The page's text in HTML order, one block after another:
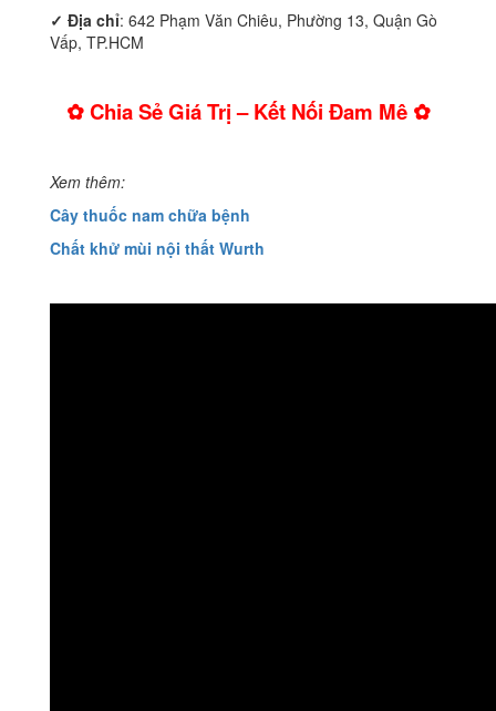
✓ Địa chỉ: 642 Phạm Văn Chiêu, Phường 13, Quận Gò
Vấp, TP.HCM
✿ Chia Sẻ Giá Trị – Kết Nối Đam Mê ✿
Xem thêm:
Cây thuốc nam chữa bệnh
Chất khử mùi nội thất Wurth